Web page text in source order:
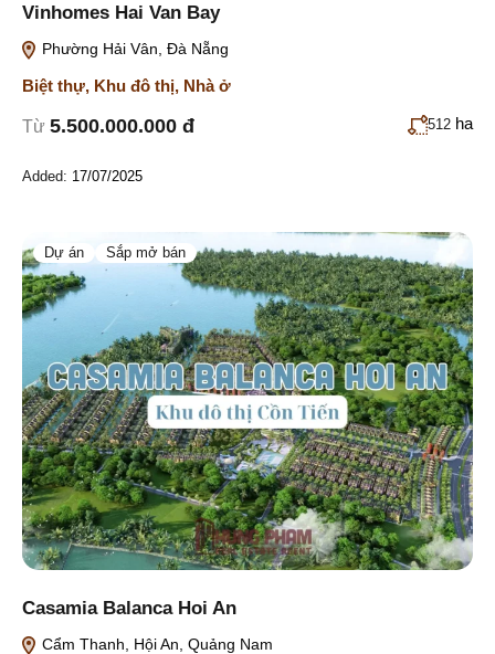
Vinhomes Hai Van Bay
Phường Hải Vân, Đà Nẵng
Biệt thự, Khu đô thị, Nhà ở
Từ 5.500.000.000 đ 512 ha
Added: 17/07/2025
Dự án Sắp mở bán
Casamia Balanca Hoi An
Cẩm Thanh, Hội An, Quảng Nam